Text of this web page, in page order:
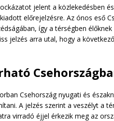
jelent a közlekedésben
előrejelzésre. Az ónos eső
így a térségben
jelzés arra utal, hogy a
Csehország nyugati és
A jelzés szerint a veszélyt a
virradó éjjel érkezik meg az